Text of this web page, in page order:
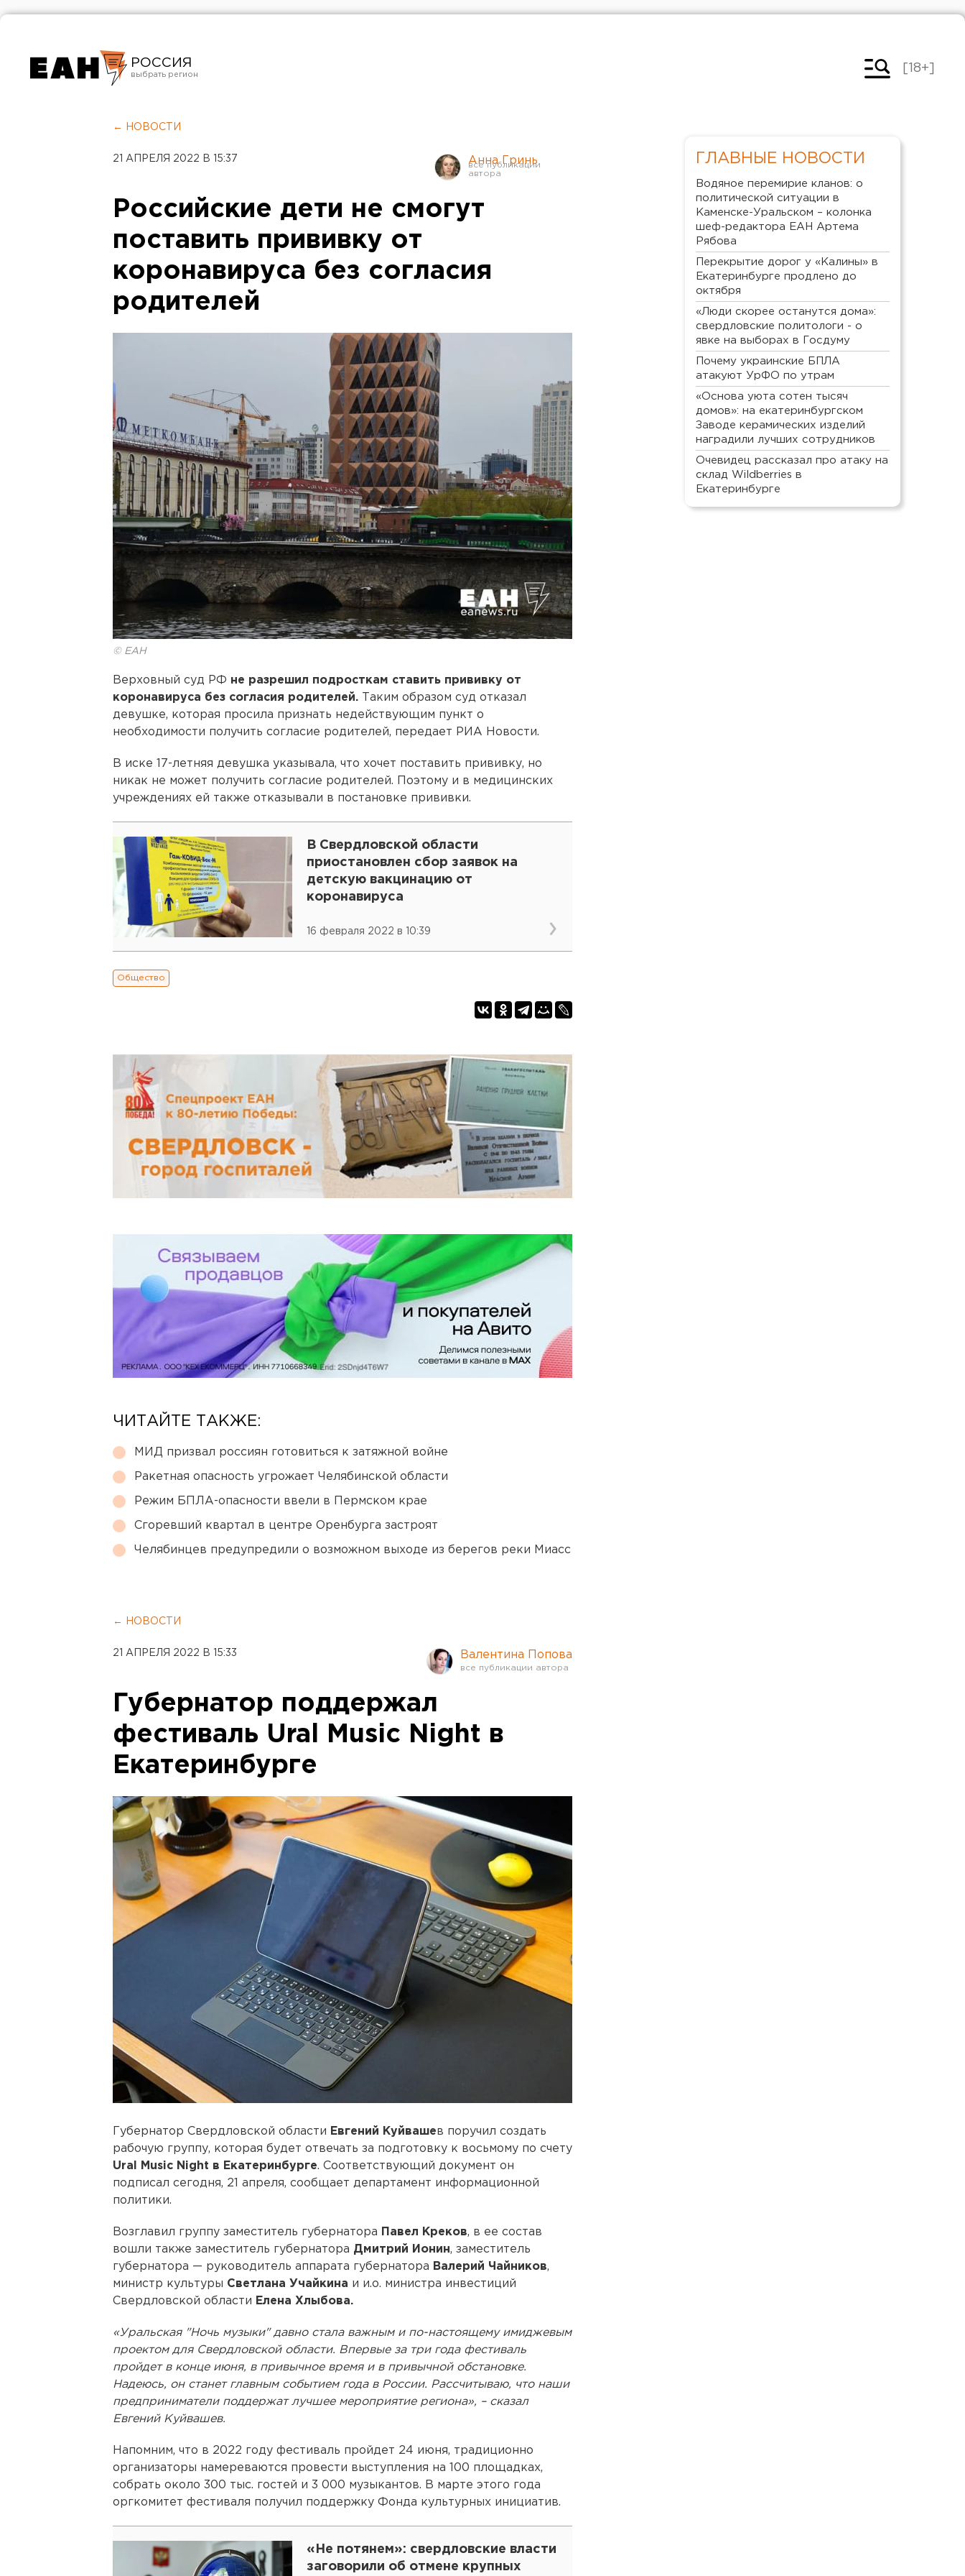
РОССИЯ
Челябинск
[18+]
← НОВОСТИ
21 АПРЕЛЯ 2022 В 15:37 Анна Гринь
Российские дети не смогут
поставить прививку от
коронавируса без согласия
родителей
© ЕАН
Верховный суд РФ не разрешил подросткам ставить прививку от
коронавируса без согласия родителей.
Таким образом суд отказал
девушке, которая просила признать недействующим пункт о
необходимости получить согласие родителей, передает РИА Новости.
В иске 17-летняя девушка указывала, что хочет поставить прививку, но
никак не может получить согласие родителей. Поэтому и в медицинских
учреждениях ей также отказывали в постановке прививки.
В Свердловской области
приостановлен сбор заявок на
детскую вакцинацию от
коронавируса
16 февраля 2022 в 10:39
Общество
ЧИТАЙТЕ ТАКЖЕ:
МИД призвал россиян готовиться к затяжной войне
Ракетная опасность угрожает Челябинской области
Режим БПЛА-опасности ввели в Пермском крае
Сгоревший квартал в центре Оренбурга застроят
Челябинцев предупредили о возможном выходе из берегов реки Миасс
← НОВОСТИ
21 АПРЕЛЯ 2022 В 15:33 Валентина Попова
Губернатор поддержал
фестиваль Ural Music Night в
Екатеринбурге
Губернатор Свердловской области Евгений Куйвашев поручил создать
рабочую группу, которая будет отвечать за подготовку к восьмому по счету
Ural Music Night в Екатеринбурге. Соответствующий документ он
подписал сегодня, 21 апреля, сообщает департамент информационной
политики.
Возглавил группу заместитель губернатора Павел Креков, в ее состав
вошли также заместитель губернатора Дмитрий Ионин, заместитель
губернатора — руководитель аппарата губернатора Валерий Чайников,
министр культуры Светлана Учайкина и и.о. министра инвестиций
Свердловской области Елена Хлыбова.
«Уральская "Ночь музыки" давно стала важным и по-настоящему имиджевым
проектом для Свердловской области. Впервые за три года фестиваль
пройдет в конце июня, в привычное время и в привычной обстановке.
Надеюсь, он станет главным событием года в России. Рассчитываю, что наши
предприниматели поддержат лучшее мероприятие региона», – сказал
Евгений Куйвашев.
Напомним, что в 2022 году фестиваль пройдет 24 июня, традиционно
организаторы намереваются провести выступления на 100 площадках,
собрать около 300 тыс. гостей и 3 000 музыкантов. В марте этого года
оргкомитет фестиваля получил поддержку Фонда культурных инициатив.
«Не потянем»: свердловские власти
заговорили об отмене крупных
ГЛАВНЫЕ НОВОСТИ
Водяное перемирие кланов: о
политической ситуации в
Каменске-Уральском – колонка
шеф-редактора ЕАН Артема
Рябова
Перекрытие дорог у «Калины» в
Екатеринбурге продлено до
октября
«Люди скорее останутся дома»:
свердловские политологи - о
явке на выборах в Госдуму
Почему украинские БПЛА
атакуют УрФО по утрам
«Основа уюта сотен тысяч
домов»: на екатеринбургском
Заводе керамических изделий
наградили лучших сотрудников
Очевидец рассказал про атаку на
склад Wildberries в
Екатеринбурге